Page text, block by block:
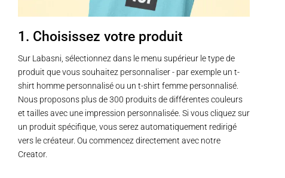
1. Choisissez votre produit
Sur Labasni, sélectionnez dans le menu supérieur le type de
produit que vous souhaitez personnaliser - par exemple un t-
shirt homme personnalisé ou un t-shirt femme personnalisé.
Nous proposons plus de 300 produits de différentes couleurs
et tailles avec une impression personnalisée. Si vous cliquez sur
un produit spécifique, vous serez automatiquement redirigé
vers le créateur. Ou commencez directement avec notre
Creator.